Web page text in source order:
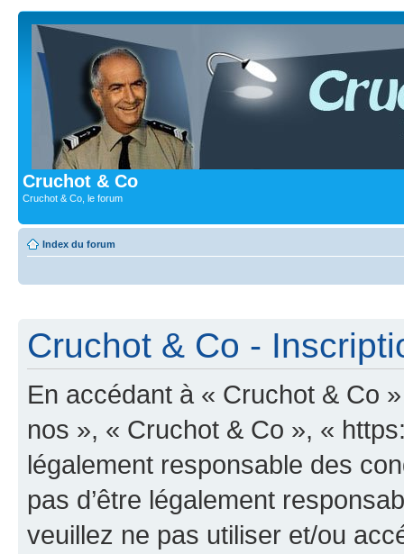
Cruchot & Co
Cruchot & Co, le forum
Index du forum
Cruchot & Co -
En accédant à « Cruchot & Co
nos », « Cruchot & Co », «
légalement responsable des
pas d’être légalement
veuillez ne pas utiliser et/ou